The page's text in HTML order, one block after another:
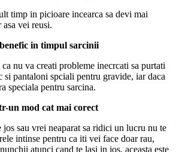
timp in picioare incearca sa devi mai
asa vei reusi.
in timpul sarcinii
nu va creati probleme inecrcati sa purtati
si pantaloni spciali pentru gravide, iar daca
speciala pentru sarcina.
un mod cat mai corect
jos sau vrei neaparat sa ridici un lucru nu te
intinse pentru ca iti vei face doar rau,
atunci cand te lasi in jos, aceasta este